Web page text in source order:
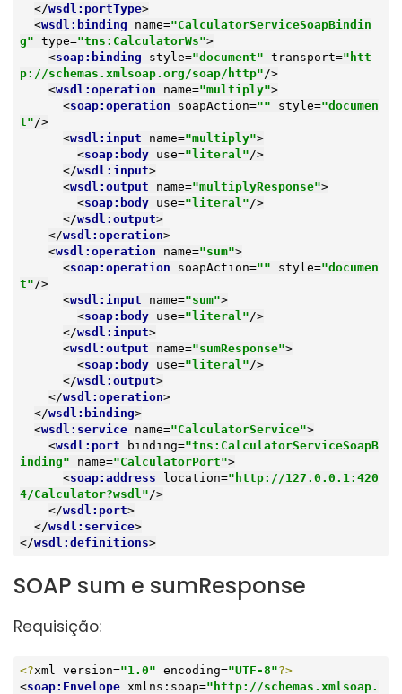
</wsdl:portType>
<wsdl:binding name="CalculatorServiceSoapBindin
g" type="tns:CalculatorWs">
<soap:binding style="document" transport="htt
p://schemas.xmlsoap.org/soap/http" />
<wsdl:operation name="multiply">
<soap:operation soapAction="" style="documen
t" />
<wsdl:input name="multiply">
<soap:body use="literal" />
</wsdl:input>
<wsdl:output name="multiplyResponse">
<soap:body use="literal" />
</wsdl:output>
</wsdl:operation>
<wsdl:operation name="sum">
<soap:operation soapAction="" style="documen
t" />
<wsdl:input name="sum">
<soap:body use="literal" />
</wsdl:input>
<wsdl:output name="sumResponse">
<soap:body use="literal" />
</wsdl:output>
</wsdl:operation>
</wsdl:binding>
<wsdl:service name="CalculatorService">
<wsdl:port binding="tns:CalculatorServiceSoapB
inding"
name="CalculatorPort">
<soap:address location="http://127.0.0.1:420
4/Calculator?wsdl" />
</wsdl:port>
</wsdl:service>
</wsdl:definitions>
SOAP sum e sumResponse
Requisição:
<?xml version="1.0" encoding="UTF-8"?>
<soap:Envelope xmlns:soap="http://schemas.xmlsoap.